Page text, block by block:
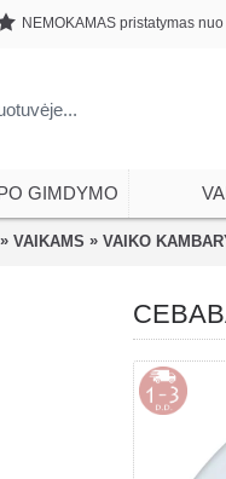
NEMOKAMAS pristatymas
GIMDYMO
» VAIKAMS » VAIKO